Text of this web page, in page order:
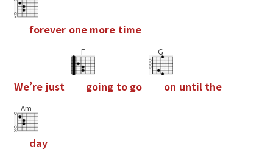
forever one more time
We’re just
F
going to go
G
on until the
Am
day